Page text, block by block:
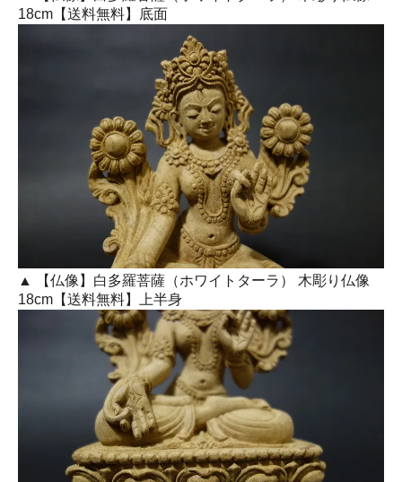
18cm【送料無料】底面
▲ 【仏像】白多羅菩薩（ホワイトターラ） 木彫り仏像
18cm【送料無料】上半身